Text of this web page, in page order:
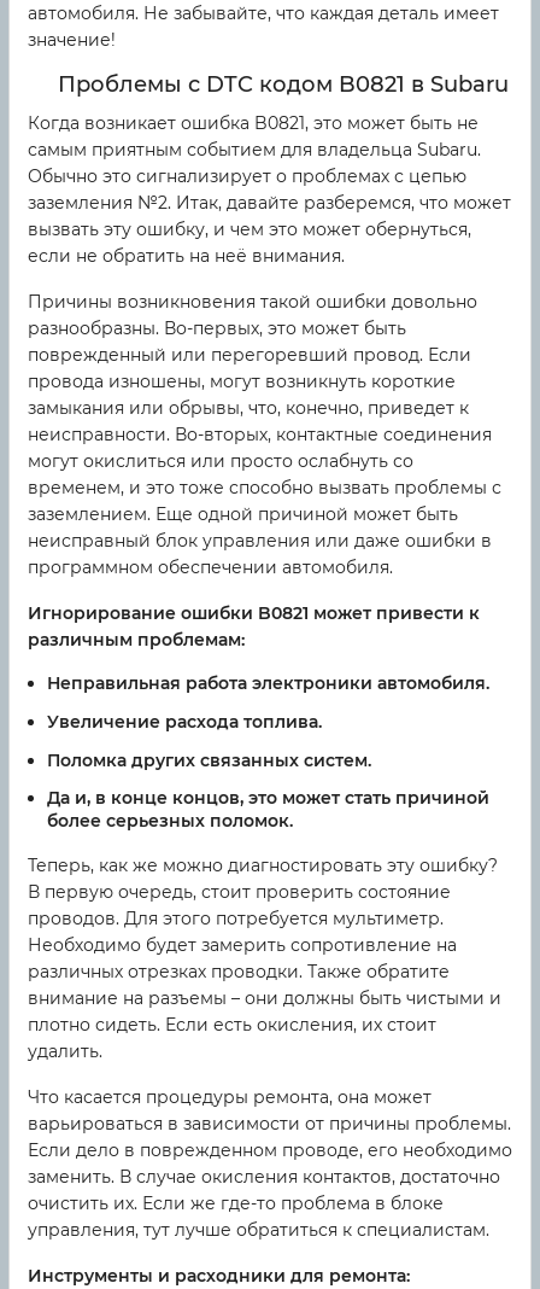
автомобиля. Не забывайте, что каждая деталь имеет
значение!
Проблемы с DTC кодом B0821 в Subaru
Когда возникает ошибка B0821, это может быть не
самым приятным событием для владельца Subaru.
Обычно это сигнализирует о проблемах с цепью
заземления №2. Итак, давайте разберемся, что может
вызвать эту ошибку, и чем это может обернуться,
если не обратить на неё внимания.
Причины возникновения такой ошибки довольно
разнообразны. Во-первых, это может быть
поврежденный или перегоревший провод. Если
провода изношены, могут возникнуть короткие
замыкания или обрывы, что, конечно, приведет к
неисправности. Во-вторых, контактные соединения
могут окислиться или просто ослабнуть со
временем, и это тоже способно вызвать проблемы с
заземлением. Еще одной причиной может быть
неисправный блок управления или даже ошибки в
программном обеспечении автомобиля.
Игнорирование ошибки B0821 может привести к
различным проблемам:
Неправильная работа электроники автомобиля.
Увеличение расхода топлива.
Поломка других связанных систем.
Да и, в конце концов, это может стать причиной
более серьезных поломок.
Теперь, как же можно диагностировать эту ошибку?
В первую очередь, стоит проверить состояние
проводов. Для этого потребуется мультиметр.
Необходимо будет замерить сопротивление на
различных отрезках проводки. Также обратите
внимание на разъемы – они должны быть чистыми и
плотно сидеть. Если есть окисления, их стоит
удалить.
Что касается процедуры ремонта, она может
варьироваться в зависимости от причины проблемы.
Если дело в поврежденном проводе, его необходимо
заменить. В случае окисления контактов, достаточно
очистить их. Если же где-то проблема в блоке
управления, тут лучше обратиться к специалистам.
Инструменты и расходники для ремонта: